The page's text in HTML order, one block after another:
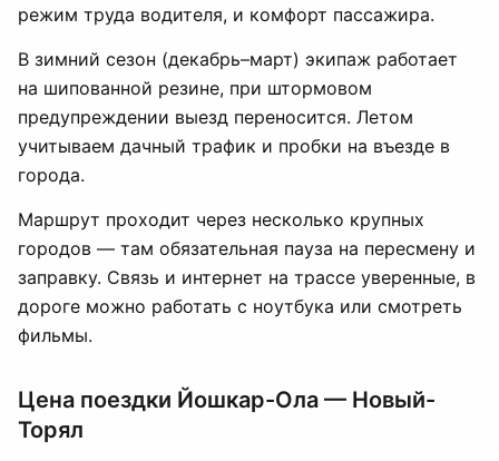
режим труда водителя, и комфорт пассажира.
В зимний сезон (декабрь–март) экипаж работает
на шипованной резине, при штормовом
предупреждении выезд переносится. Летом
учитываем дачный трафик и пробки на въезде в
города.
Маршрут проходит через несколько крупных
городов — там обязательная пауза на пересмену и
заправку. Связь и интернет на трассе уверенные, в
дороге можно работать с ноутбука или смотреть
фильмы.
Цена поездки Йошкар-Ола — Новый-
Торял